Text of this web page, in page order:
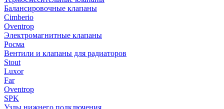
Балансировочные клапаны
Cimberio
Oventrop
Электромагнитные клапаны
Росма
Вентили и клапаны для радиаторов
Stout
Luxor
Far
Oventrop
SPK
Узлы нижнего подключения